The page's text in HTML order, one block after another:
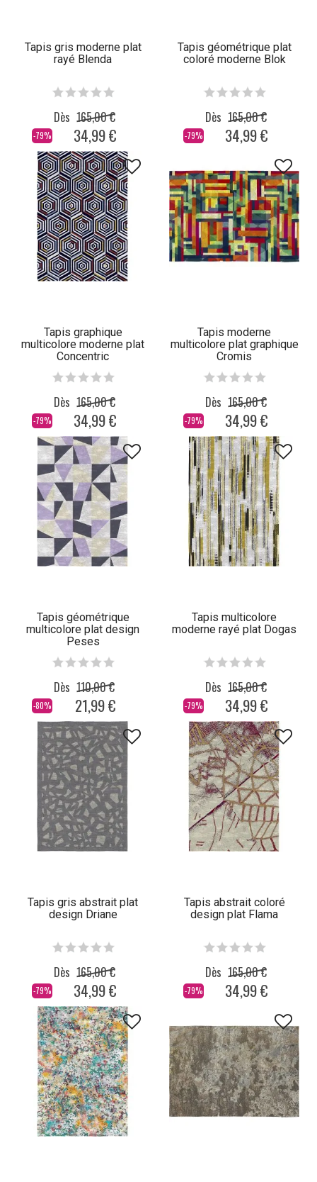
Tapis gris moderne plat
rayé Blenda
-79%
Dès 165,00 €
34,99 €
Tapis géométrique plat
coloré moderne Blok
-79%
Dès 165,00 €
34,99 €
Tapis graphique
multicolore moderne plat
Concentric
-79%
Dès 165,00 €
34,99 €
Tapis moderne
multicolore plat graphique
Cromis
-79%
Dès 165,00 €
34,99 €
Tapis géométrique
multicolore plat design
Peses
-80%
Dès 110,00 €
21,99 €
Tapis multicolore
moderne rayé plat Dogas
-79%
Dès 165,00 €
34,99 €
Tapis gris abstrait plat
design Driane
-79%
Dès 165,00 €
34,99 €
Tapis abstrait coloré
design plat Flama
-79%
Dès 165,00 €
34,99 €